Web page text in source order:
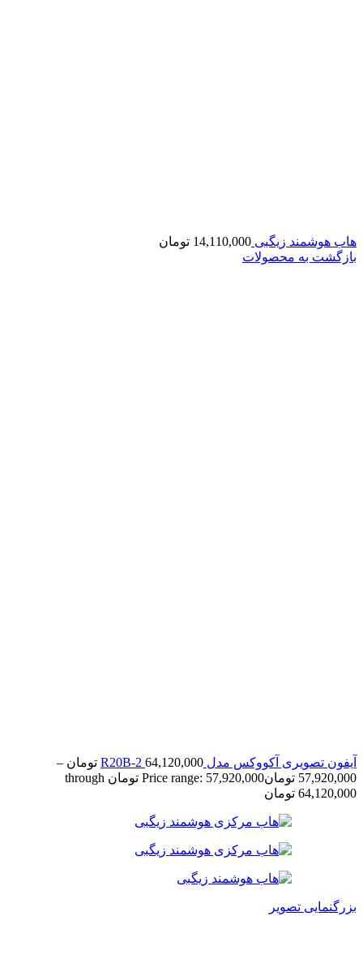
هاب هوشمند زیگبی 14,110,000 تومان
بازگشت به محصولات
آیفون تصویری آکووکس مدل R20B-2 64,120,000 تومان –
57,920,000 تومان
Price range: 57,920,000 تومان through
64,120,000 تومان
بزرگنمایی تصویر